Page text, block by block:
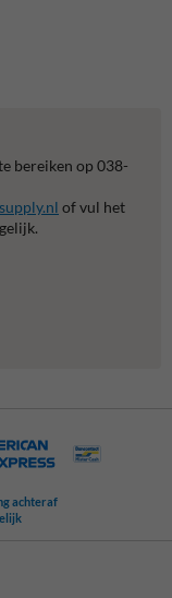
bereiken op 038-
of vul het
achteraf